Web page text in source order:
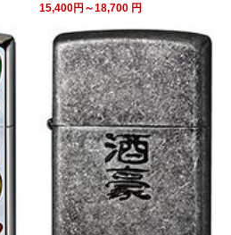
15,400円～18,700 円